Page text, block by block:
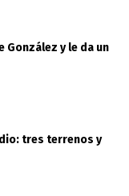
y le da un
tres terrenos y